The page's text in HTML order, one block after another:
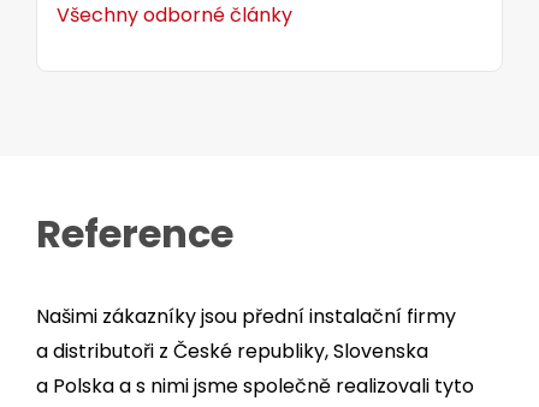
Všechny odborné články
Reference
Našimi zákazníky jsou přední instalační firmy
a distributoři z České republiky, Slovenska
a Polska a s nimi jsme společně realizovali tyto